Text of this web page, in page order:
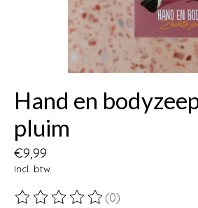
Hand en
pluim
€9,99
Incl. btw
De beoordeling van dit product is
(0)